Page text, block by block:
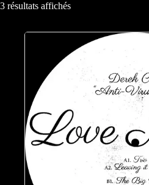
3 résultats affichés